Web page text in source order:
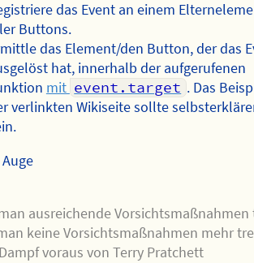
das Event an einem
Buttons.
das Element/den Button, der das
hat, innerhalb der aufgerufenen
mit event.target . Das
verlinkten Wikiseite sollte
ausreichende
keine Vorsichtsmaßnahmen mehr
voraus von Terry Pratchett